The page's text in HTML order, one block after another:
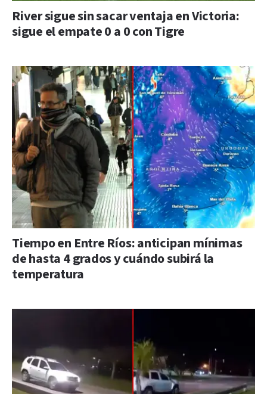
River sigue sin sacar ventaja en Victoria:
sigue el empate 0 a 0 con Tigre
Tiempo en Entre Ríos: anticipan mínimas
de hasta 4 grados y cuándo subirá la
temperatura